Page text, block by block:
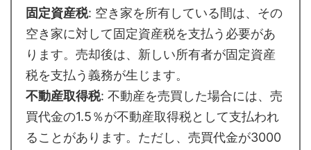
固定資産税: 空き家を所有している間は、その
空き家に対して固定資産税を支払う必要があ
ります。売却後は、新しい所有者が固定資産
税を支払う義務が生じます。
不動産取得税: 不動産を売買した場合には、売
買代金の1.5％が不動産取得税として支払われ
ることがあります。ただし、売買代金が3000